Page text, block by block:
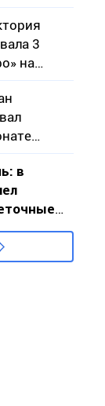
по
3
на
в